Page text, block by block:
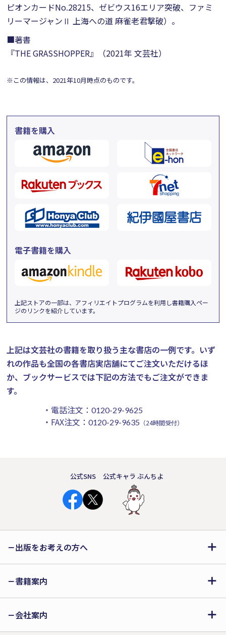
ピオンカードNo.28215、ゼビウス16エリア突破、ファミ
リーマージャンⅡ 上海への道 麻雀老君撃破）。
■著書
『THE GRASSHOPPER』（2021年 文芸社）
※この情報は、2021年10月時点のものです。
書籍を購入
電子書籍を購入
上記ストアの一部は、アフィリエイトプログラムを利用し書籍購入ペー
ジのリンクを紹介しています。
上記は文芸社の書籍を取り扱う主な書店の一例です。 いず
れの作品も全国の各書店実店舗にてご注文いただけるほ
か、ブックサービスでは下記の方法でもご注文ができま
す。
・電話注文： 0120-29-9625
・FAX注文： 0120-29-9635 （24時間受付）
公式SNS 公式キャラ ぶんちよ
出版をお考えの方へ
書籍案内
会社案内